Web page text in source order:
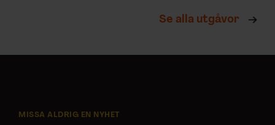
Se alla utgåvor
MISSA ALDRIG EN NYHET